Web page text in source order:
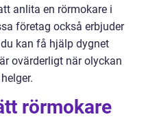
anlita en rörmokare i
företag också erbjuder
kan få hjälp dygnet
ovärderligt när olyckan
rörmokare